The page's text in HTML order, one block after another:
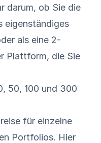
darum, ob Sie die
eigenständiges
als eine 2-
Plattform, die Sie
50, 100 und 300
für einzelne
Portfolios. Hier